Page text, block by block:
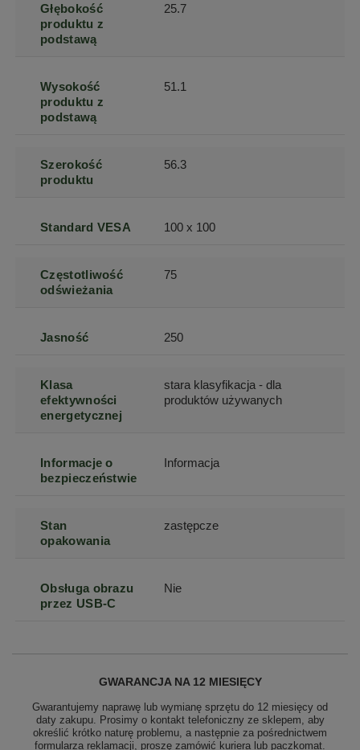
Głębokość
produktu z
podstawą
25.7
Wysokość
produktu z
podstawą
51.1
Szerokość
produktu
56.3
Standard VESA 100 x 100
Częstotliwość
odświeżania
75
Jasność 250
Klasa
efektywności
energetycznej
stara klasyfikacja - dla
produktów używanych
Informacje o
bezpieczeństwie
Informacja
Stan
opakowania
zastępcze
Obsługa obrazu
przez USB-C
Nie
GWARANCJA NA 12 MIESIĘCY
Gwarantujemy naprawę lub wymianę sprzętu do 12 miesięcy od
daty zakupu. Prosimy o kontakt telefoniczny ze sklepem, aby
określić krótko naturę problemu, a następnie za pośrednictwem
formularza reklamacji, proszę zamówić kuriera lub paczkomat.